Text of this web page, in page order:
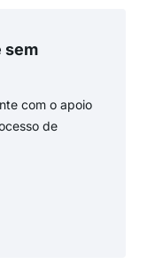
sem
com o apoio
de